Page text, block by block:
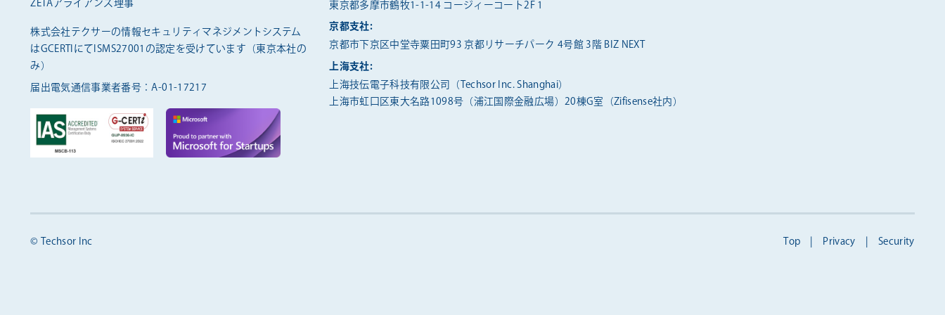
ZETAアライアンス理事
株式会社テクサーの情報セキュリティマネジメントシステム
はGCERTIにてISMS27001の認定を受けています（東京本社の
み）
届出電気通信事業者番号：A-01-17217
東京都多摩市鶴牧1-1-14 コージィーコート2F 1
京都支社:
京都市下京区中堂寺粟田町93 京都リサーチパーク 4号館 3階 BIZ NEXT
上海支社:
上海技伝電子科技有限公司（Techsor Inc. Shanghai）
上海市虹口区東大名路1098号（浦江国際金融広場）20棟G室（Zifisense社内）
© Techsor Inc Top Privacy Security